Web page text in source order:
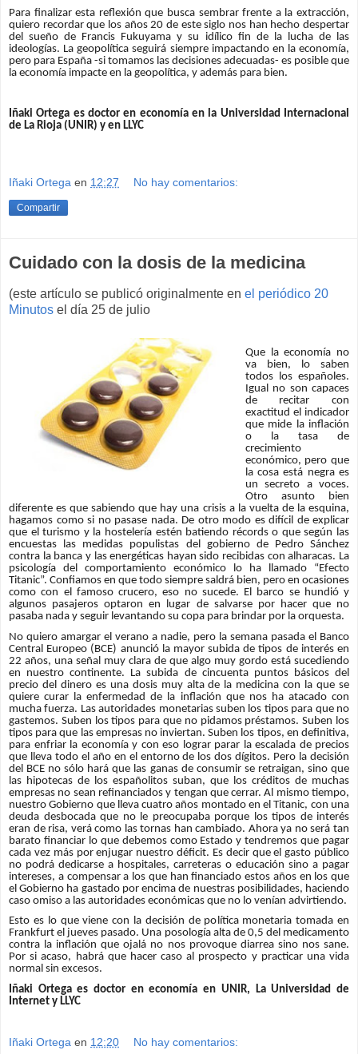
Para finalizar esta reflexión que busca sembrar frente a la extracción,
quiero recordar que los años 20 de este siglo nos han hecho despertar
del sueño de Francis Fukuyama y su idílico fin de la lucha de las
ideologías. La geopolítica seguirá siempre impactando en la economía,
pero para España -si tomamos las decisiones adecuadas- es posible que
la economía impacte en la geopolítica, y además para bien.
Iñaki Ortega es doctor en economía en la Universidad Internacional
de La Rioja (UNIR) y en LLYC
Iñaki Ortega en 12:27 No hay comentarios:
Compartir
Cuidado con la dosis de la medicina
(este artículo se publicó originalmente en el periódico 20
Minutos el día 25 de julio
Que la economía no
va bien, lo saben
todos los españoles.
Igual no son capaces
de recitar con
exactitud el indicador
que mide la inflación
o la tasa de
crecimiento
económico, pero que
la cosa está negra es
un secreto a voces.
Otro asunto bien
diferente es que sabiendo que hay una crisis a la vuelta de la esquina,
hagamos como si no pasase nada. De otro modo es difícil de explicar
que el turismo y la hostelería estén batiendo récords o que según las
encuestas las medidas populistas del gobierno de Pedro Sánchez
contra la banca y las energéticas hayan sido recibidas con alharacas. La
psicología del comportamiento económico lo ha llamado “Efecto
Titanic”. Confiamos en que todo siempre saldrá bien, pero en ocasiones
como con el famoso crucero, eso no sucede. El barco se hundió y
algunos pasajeros optaron en lugar de salvarse por hacer que no
pasaba nada y seguir levantando su copa para brindar por la orquesta.
No quiero amargar el verano a nadie, pero la semana pasada el Banco
Central Europeo (BCE) anunció la mayor subida de tipos de interés en
22 años, una señal muy clara de que algo muy gordo está sucediendo
en nuestro continente. La subida de cincuenta puntos básicos del
precio del dinero es una dosis muy alta de la medicina con la que se
quiere curar la enfermedad de la inflación que nos ha atacado con
mucha fuerza. Las autoridades monetarias suben los tipos para que no
gastemos. Suben los tipos para que no pidamos préstamos. Suben los
tipos para que las empresas no inviertan. Suben los tipos, en definitiva,
para enfriar la economía y con eso lograr parar la escalada de precios
que lleva todo el año en el entorno de los dos dígitos. Pero la decisión
del BCE no sólo hará que las ganas de consumir se retraigan, sino que
las hipotecas de los españolitos suban, que los créditos de muchas
empresas no sean refinanciados y tengan que cerrar. Al mismo tiempo,
nuestro Gobierno que lleva cuatro años montado en el Titanic, con una
deuda desbocada que no le preocupaba porque los tipos de interés
eran de risa, verá como las tornas han cambiado. Ahora ya no será tan
barato financiar lo que debemos como Estado y tendremos que pagar
cada vez más por enjugar nuestro déficit. Es decir que el gasto público
no podrá dedicarse a hospitales, carreteras o educación sino a pagar
intereses, a compensar a los que han financiado estos años en los que
el Gobierno ha gastado por encima de nuestras posibilidades, haciendo
caso omiso a las autoridades económicas que no lo venían advirtiendo.
Esto es lo que viene con la decisión de política monetaria tomada en
Frankfurt el jueves pasado. Una posología alta de 0,5 del medicamento
contra la inflación que ojalá no nos provoque diarrea sino nos sane.
Por si acaso, habrá que hacer caso al prospecto y practicar una vida
normal sin excesos.
Iñaki Ortega es doctor en economía en UNIR, La Universidad de
Internet y LLYC
Iñaki Ortega en 12:20 No hay comentarios: